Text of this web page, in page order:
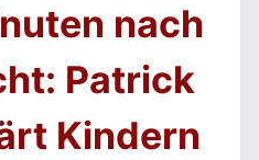
nach
Patrick
Kindern